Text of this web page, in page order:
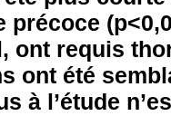
précoce
ont requis
ont été
à l’étude